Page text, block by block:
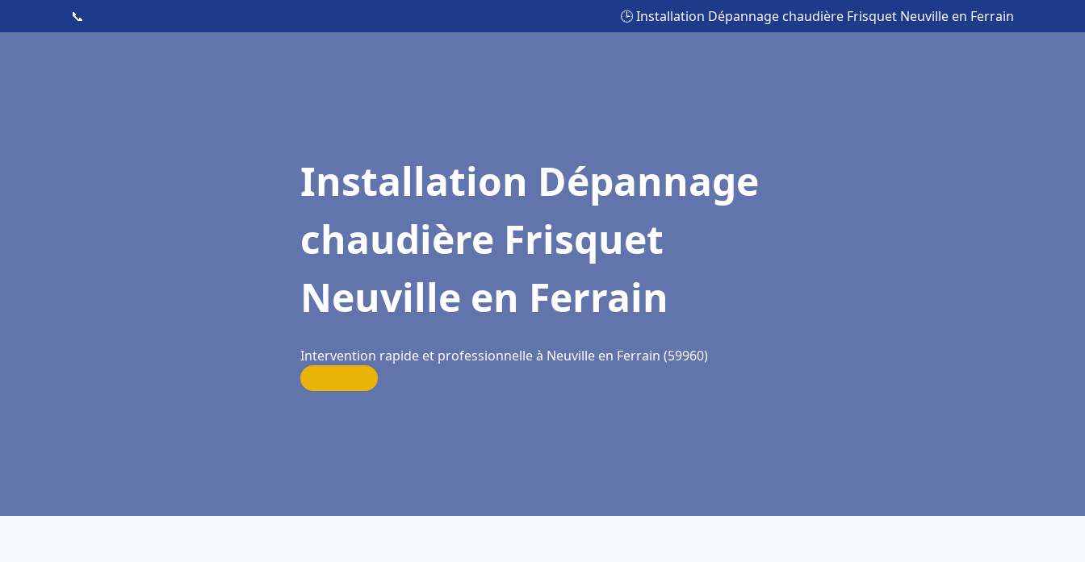
📞 🕒 Installation Dépannage chaudière Frisquet Neuville en Ferrain
Installation Dépannage
chaudière Frisquet
Neuville en Ferrain
Intervention rapide et professionnelle à Neuville en Ferrain (59960)